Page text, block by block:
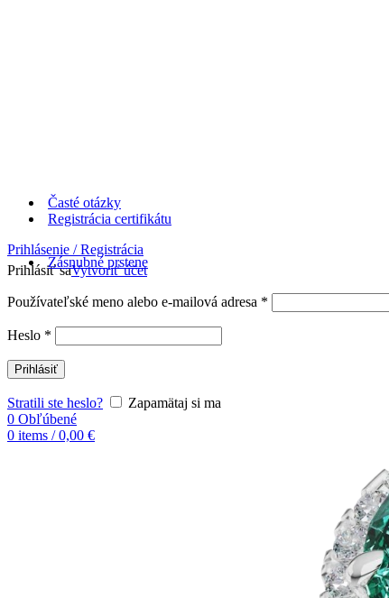
Časté otázky
Registrácia certifikátu
Prihlásenie / Registrácia
Prihlásiť saVytvoriť účet
Používateľské meno alebo e-mailová adresa *
Heslo *
Prihlásiť
Stratili ste heslo?
Zapamätaj si ma
0 Obľúbené
0 items / 0,00 €
Zásnubné prstene